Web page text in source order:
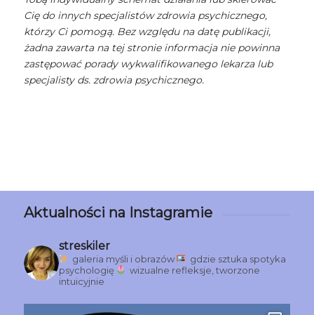
Cię do innych specjalistów zdrowia psychicznego,
którzy Ci pomogą. Bez względu na datę publikacji,
żadna zawarta na tej stronie informacja nie powinna
zastępować porady wykwalifikowanego lekarza lub
specjalisty ds. zdrowia psychicznego.
Aktualności na Instagramie
streskiler
galeria myśli i obrazów
gdzie sztuka spotyka
psychologię
wizualne refleksje, tworzone
intuicyjnie